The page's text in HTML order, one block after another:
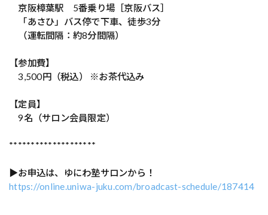
京阪樟葉駅 5番乗り場［京阪バス］
「あさひ」バス停で下車、徒歩3分
（運転間隔：約8分間隔）
【参加費】
3,500円（税込） ※お茶代込み
【定員】
9名（サロン会員限定）
********************
▶お申込は、ゆにわ塾サロンから！
https://online.uniwa-juku.com/broadcast-schedule/187414